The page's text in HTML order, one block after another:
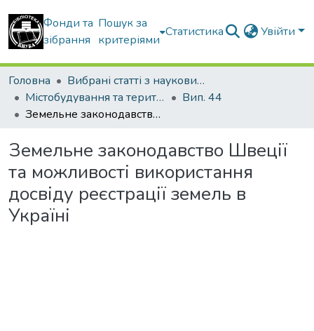
Фонди та
зібрання
Пошук за
критеріями
Статистика Увійти
Головна
Вибрані статті з наукових збірників КНУБА
Містобудування та територіальне планування
Вип. 44
Земельне законодавство Швеції та можливості використання досвіду реєстрації земель в Україні
Земельне законодавство Швеції
та можливості використання
досвіду реєстрації земель в
Україні